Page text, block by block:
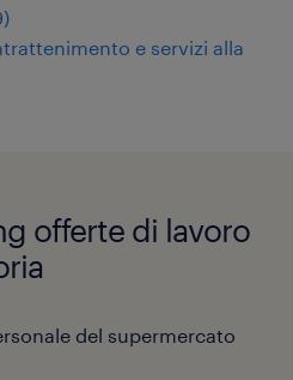
)
e servizi alla
offerte di lavoro
del supermercato